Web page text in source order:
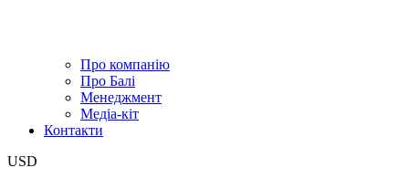
Про компанію
Про Балі
Менеджмент
Медіа-кіт
Контакти
USD